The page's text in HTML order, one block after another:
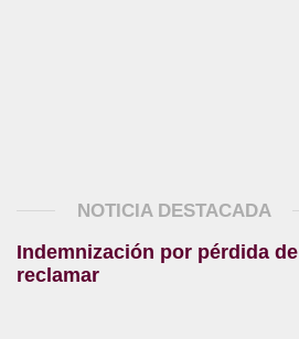
NOTICIA DESTACADA
Indemnización por pérdida
reclamar